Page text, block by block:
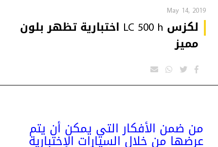
May 14, 2019
لكزس LC 500 h اختبارية تظهر بلون
مميز
من ضمن الأفكار التي يمكن أن يتم
عرضها من خلال السيارات الإختبارية